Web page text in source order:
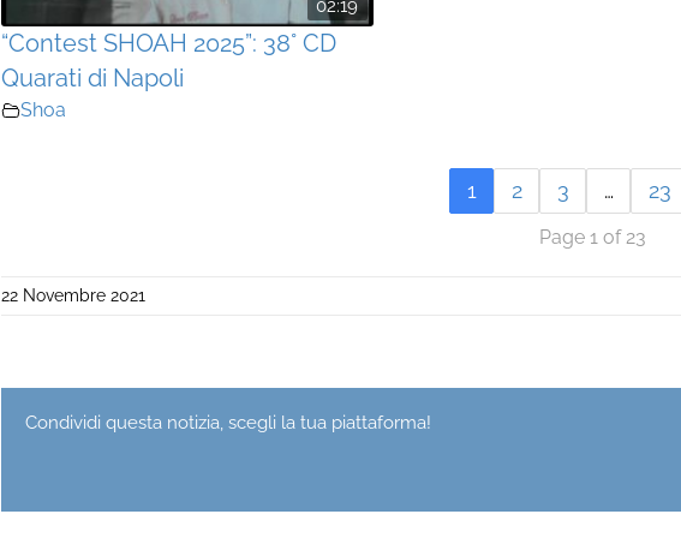
02:19
“Contest SHOAH 2025”: 38° CD
Quarati di Napoli
Shoa
1 2 3 … 23
Page 1 of 23
22 Novembre 2021
Condividi questa notizia, scegli la tua piattaforma!